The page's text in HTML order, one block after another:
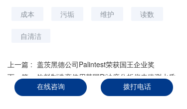
拨打电话
在线咨询
成本 污垢 维护 读数
自清洁
上一篇 : 盖茨黑德公司Palintest荣获国王企业奖
下一篇 : 饮料制造商使用英国Pi浊度分析仪来监测水质